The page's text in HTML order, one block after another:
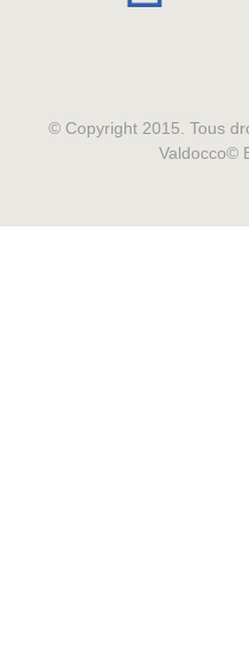
© Copyright 2015. Tous
Valdocco©